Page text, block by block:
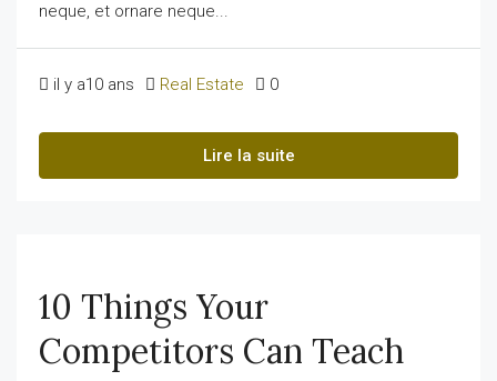
neque, et ornare neque...
il y a10 ans Real Estate 0
Lire la suite
10 Things Your
Competitors Can Teach